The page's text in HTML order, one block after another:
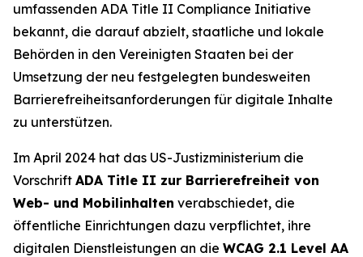
umfassenden ADA Title II Compliance Initiative
bekannt, die darauf abzielt, staatliche und lokale
Behörden in den Vereinigten Staaten bei der
Umsetzung der neu festgelegten bundesweiten
Barrierefreiheitsanforderungen für digitale Inhalte
zu unterstützen.
Im April 2024 hat das US-Justizministerium die
Vorschrift ADA Title II zur Barrierefreiheit von
Web- und Mobilinhalten verabschiedet, die
öffentliche Einrichtungen dazu verpflichtet, ihre
digitalen Dienstleistungen an die WCAG 2.1 Level AA